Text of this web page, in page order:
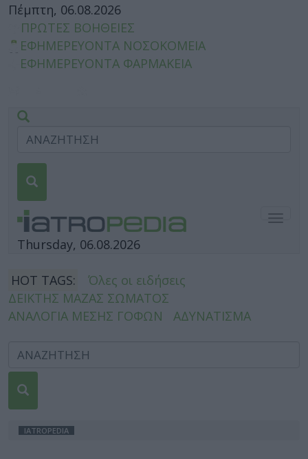
Πέμπτη, 06.08.2026
ΠΡΩΤΕΣ ΒΟΗΘΕΙΕΣ
ΕΦΗΜΕΡΕΥΟΝΤΑ ΝΟΣΟΚΟΜΕΙΑ
ΕΦΗΜΕΡΕΥΟΝΤΑ ΦΑΡΜΑΚΕΙΑ
Thursday, 06.08.2026
HOT TAGS:
Όλες οι ειδήσεις
ΔΕΙΚΤΗΣ ΜΑΖΑΣ ΣΩΜΑΤΟΣ
ΑΝΑΛΟΓΙΑ ΜΕΣΗΣ ΓΟΦΩΝ
ΑΔΥΝΑΤΙΣΜΑ
IATROPEDIA